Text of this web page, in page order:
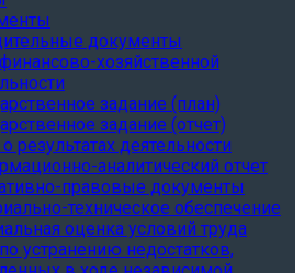
документы
хозяйственной
задание (план)
задание (отчет)
результатах деятельности
аналитический отчет
правовые документы
техническое обеспечение
оценка условий труда
устранению недостатков,